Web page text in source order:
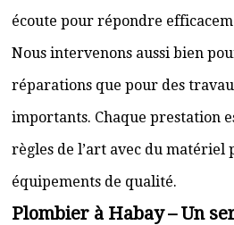
écoute pour répondre
Nous intervenons aussi bien
réparations que pour des
importants. Chaque prestation
règles de l’art avec du matériel
équipements de qualité.
Plombier à Habay – Un